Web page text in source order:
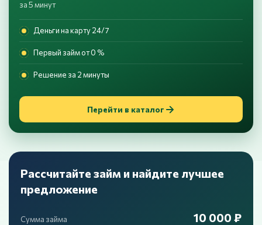
за 5 минут
Деньги на карту 24/7
Первый займ от 0 %
Решение за 2 минуты
Перейти в каталог
Рассчитайте займ и найдите лучшее
предложение
Сумма займа 10 000 ₽